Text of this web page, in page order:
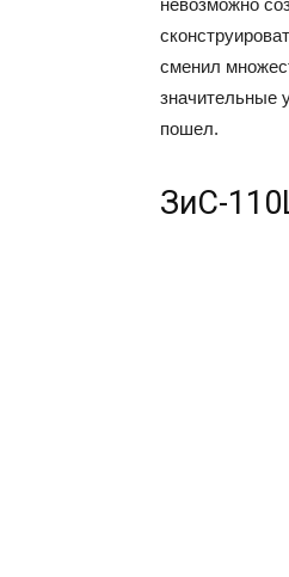
невозможно
сменил
значительные
пошел.
ЗиС-